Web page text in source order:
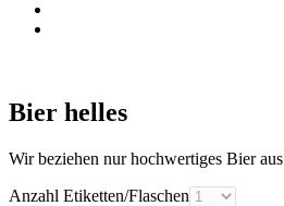
Bier helles
Wir beziehen nur hochwertiges Bier
Anzahl Etiketten/Flaschen